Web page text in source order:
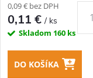
0,09 € bez DPH
0,11 €/ ks
Skladom 160 ks
DO KOŠÍKA